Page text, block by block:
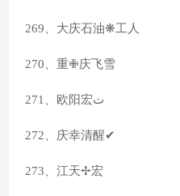
269、大庆石油❋工人
270、重✙庆飞雪
271、欧阳宏ت
272、庆幸清醒✔
273、江天✢宏